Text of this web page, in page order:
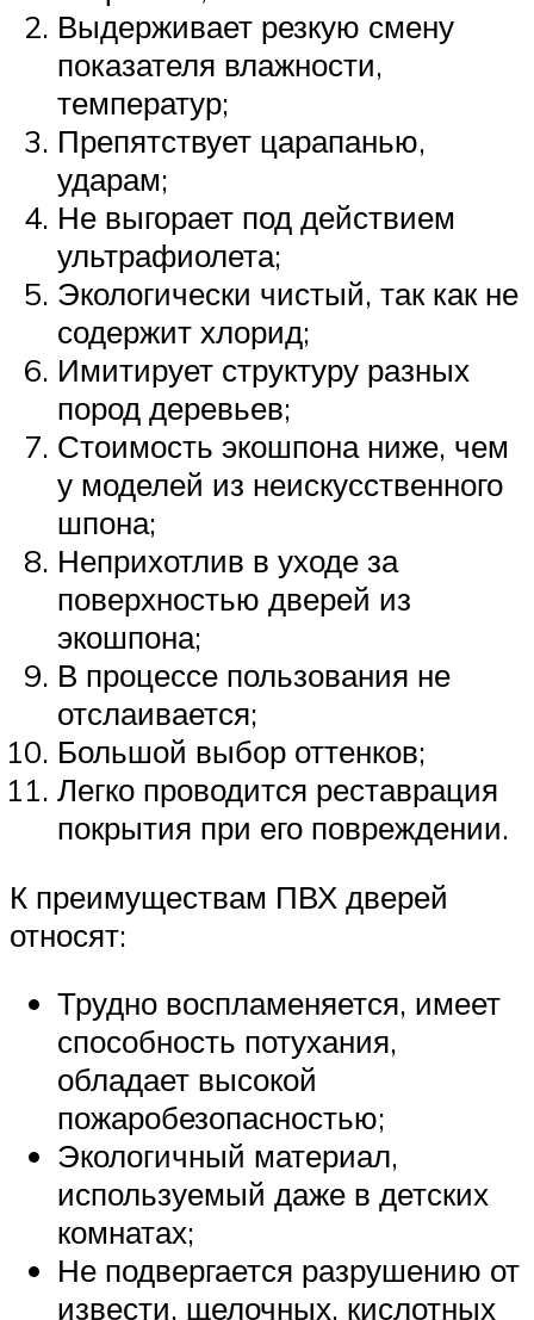
Выдерживает резкую смену
показателя влажности,
температур;
Препятствует царапанью,
ударам;
Не выгорает под действием
ультрафиолета;
Экологически чистый, так как не
содержит хлорид;
Имитирует структуру разных
пород деревьев;
Стоимость экошпона ниже, чем
у моделей из неискусственного
шпона;
Неприхотлив в уходе за
поверхностью дверей из
экошпона;
В процессе пользования не
отслаивается;
Большой выбор оттенков;
Легко проводится реставрация
покрытия при его повреждении.
К преимуществам ПВХ дверей
относят:
Трудно воспламеняется, имеет
способность потухания,
обладает высокой
пожаробезопасностью;
Экологичный материал,
используемый даже в детских
комнатах;
Не подвергается разрушению от
извести, щелочных, кислотных